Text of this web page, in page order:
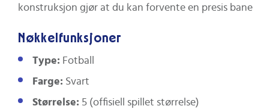
konstruksjon gjør at du kan forvente en presis
Nøkkelfunksjoner
Type: Fotball
Farge: Svart
Størrelse: 5 (offisiell spillet størrelse)